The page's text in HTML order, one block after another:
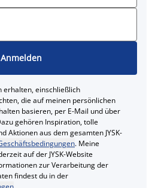
Anmelden
erhalten, einschließlich
die auf meinen persönlichen
basieren, per E-Mail und über
gehören Inspiration, tolle
Aktionen aus dem gesamten JYSK-
. Meine
auf der JYSK-Website
zur Verarbeitung der
findest du in der